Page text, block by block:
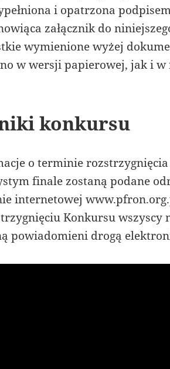
i opatrzona
załącznik do
wymienione wyżej
w wersji papierowej, jak i
konkursu
o terminie
finale zostaną podane
internetowej
Konkursu
powiadomieni drogą